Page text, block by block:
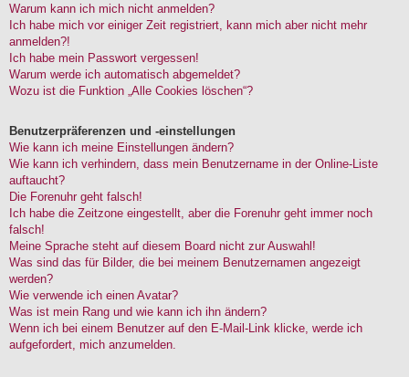
Warum kann ich mich nicht anmelden?
Ich habe mich vor einiger Zeit registriert, kann mich aber nicht mehr
anmelden?!
Ich habe mein Passwort vergessen!
Warum werde ich automatisch abgemeldet?
Wozu ist die Funktion „Alle Cookies löschen“?
Benutzerpräferenzen und -einstellungen
Wie kann ich meine Einstellungen ändern?
Wie kann ich verhindern, dass mein Benutzername in der Online-Liste
auftaucht?
Die Forenuhr geht falsch!
Ich habe die Zeitzone eingestellt, aber die Forenuhr geht immer noch
falsch!
Meine Sprache steht auf diesem Board nicht zur Auswahl!
Was sind das für Bilder, die bei meinem Benutzernamen angezeigt
werden?
Wie verwende ich einen Avatar?
Was ist mein Rang und wie kann ich ihn ändern?
Wenn ich bei einem Benutzer auf den E-Mail-Link klicke, werde ich
aufgefordert, mich anzumelden.